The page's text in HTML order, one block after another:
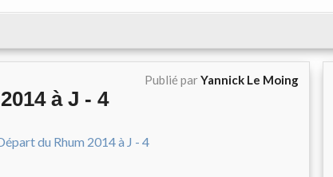
Publié parYannick Le Moing
à J - 4